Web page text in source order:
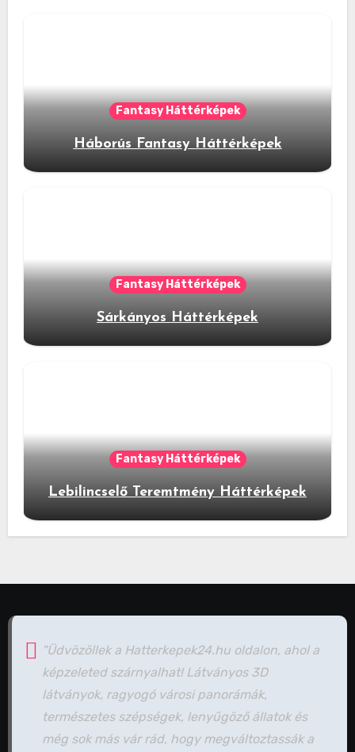
Fantasy Háttérképek
Háborús Fantasy Háttérképek
Fantasy Háttérképek
Sárkányos Háttérképek
Fantasy Háttérképek
Lebilincselő Teremtmény Háttérképek
"Üdvözöllek a Hatterkepek24.hu oldalon, ahol a
képzeleted szárnyalhat! Látványos 3D
látványok, ragyogó városi panorámák,
természetes szépségek, lenyűgöző állatok és
még sok más vár rád, hogy megváltoztassák a